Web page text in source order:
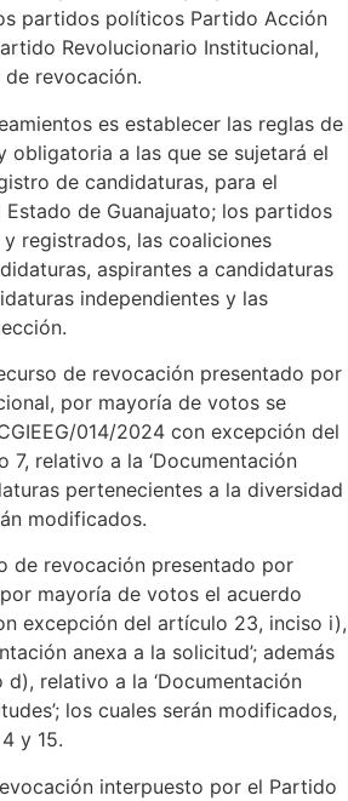
partidos políticos Partido Acción
Revolucionario Institucional,
revocación.
es establecer las reglas de
obligatoria a las que se sujetará el
de candidaturas, para el
de Guanajuato; los partidos
registrados, las coaliciones
aspirantes a candidaturas
independientes y las
de revocación presentado por
por mayoría de votos se
014/2024 con excepción del
7, relativo a la ‘Documentación
pertenecientes a la diversidad
modificados.
de revocación presentado por
mayoría de votos el acuerdo
excepción del artículo 23, inciso i),
anexa a la solicitud’; además
relativo a la ‘Documentación
los cuales serán modificados,
y 15.
interpuesto por el Partido